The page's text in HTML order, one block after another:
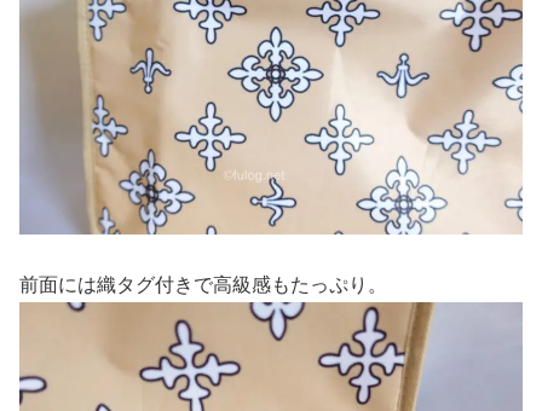
前面には織タグ付きで高級感もたっぷり。